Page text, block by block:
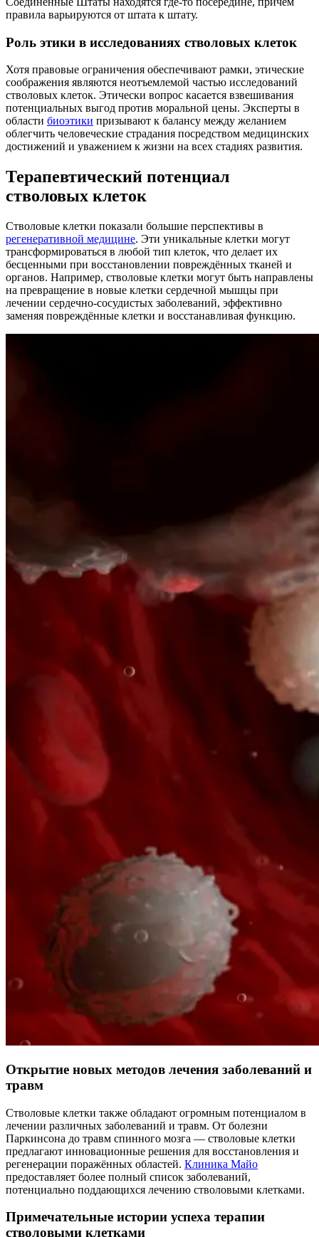
правила варьируются от штата к штату.
Роль этики в исследованиях стволовых клеток
Хотя правовые ограничения обеспечивают рамки, этические
соображения являются неотъемлемой частью исследований
стволовых клеток. Этически вопрос касается взвешивания
потенциальных выгод против моральной цены. Эксперты в
области биоэтики призывают к балансу между желанием
облегчить человеческие страдания посредством медицинских
достижений и уважением к жизни на всех стадиях развития.
Терапевтический потенциал
стволовых клеток
Стволовые клетки показали большие перспективы в
регенеративной медицине. Эти уникальные клетки могут
трансформироваться в любой тип клеток, что делает их
бесценными при восстановлении повреждённых тканей и
органов. Например, стволовые клетки могут быть направлены
на превращение в новые клетки сердечной мышцы при
лечении сердечно-сосудистых заболеваний, эффективно
заменяя повреждённые клетки и восстанавливая функцию.
Открытие новых методов лечения заболеваний и
травм
Стволовые клетки также обладают огромным потенциалом в
лечении различных заболеваний и травм. От болезни
Паркинсона до травм спинного мозга — стволовые клетки
предлагают инновационные решения для восстановления и
регенерации поражённых областей. Клиника Майо
предоставляет более полный список заболеваний,
потенциально поддающихся лечению стволовыми клетками.
Примечательные истории успеха терапии
стволовыми клетками